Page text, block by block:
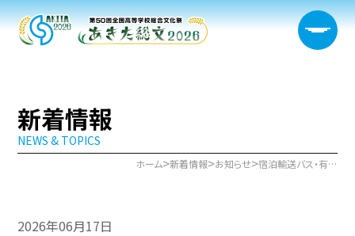
大会概要
ホーム>新着情報>お知らせ> 宿泊輸送バス・有料シャトルバスの申込は6月25日（木）17:30まで！
新着情報
NEWS & TOPICS
2026年06月17日